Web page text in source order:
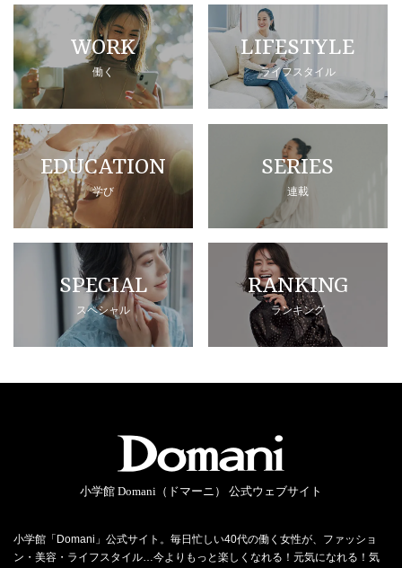
WORK
働く
LIFESTYLE
ライフスタイル
EDUCATION
学び
SERIES
連載
SPECIAL
スペシャル
RANKING
ランキング
小学館 Domani（ドマーニ） 公式ウェブサイト
小学館「Domani」公式サイト。毎日忙しい40代の働く女性が、ファッショ
ン・美容・ライフスタイル…今よりもっと楽しくなれる！元気になれる！気